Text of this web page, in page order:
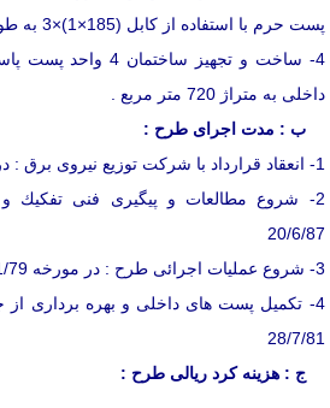
پست حرم با استفاده از كابل (185×1)×3 به طول 1046 متر
4- ساخت و تجهیز
داخلی به متراژ 720 متر مربع .
ب : مدت اجرای طرح :
1- انعقاد قرارداد با شرکت توزیع نیروی برق : در مورخه 12/4/75
2- شروع مطالعات و پیگیری فنی تفكیك
20/6/87
3- شروع عملیات اجرائی طرح : در مورخه 30/11/79
4- تكمیل پست های داخلی و بهره برداری
28/7/81
ج : هزینه كرد ریالی طرح :